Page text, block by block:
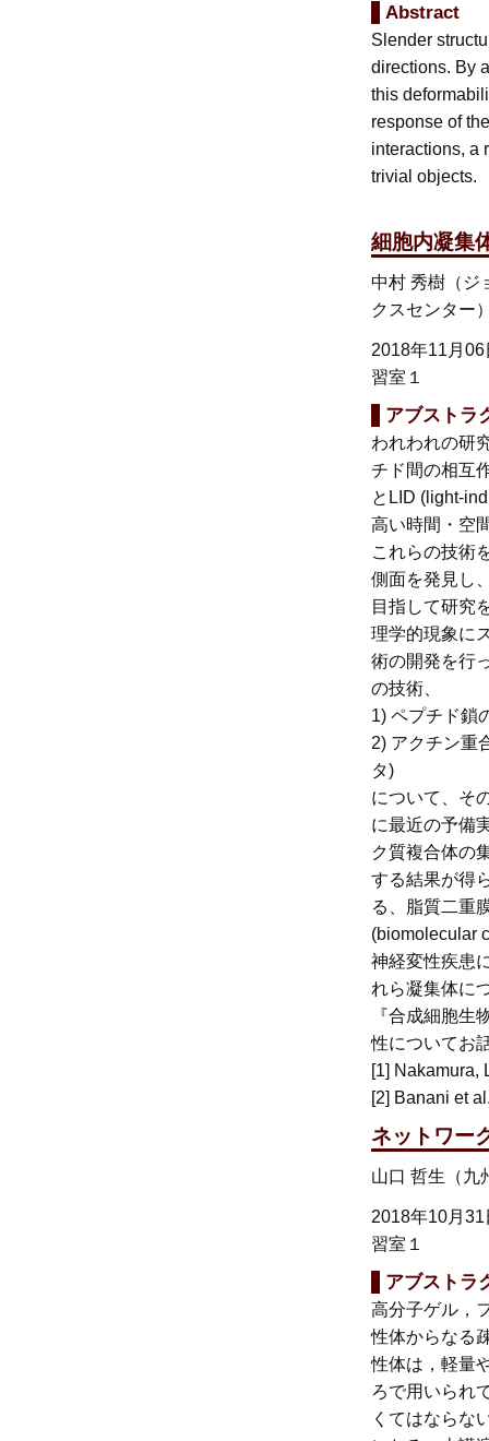
Abstract
Slender
directions. By
this
response of
interactions, a
trivial objects.
細胞内凝集
中村 秀樹（ジ
クスセンター
2018年11月
習室１
アブストラ
われわれの研
チド間の相互
とLID (light-
高い時間・空
これらの技術
側面を発見し
目指して研究
理学的現象に
術の開発を行
の技術、
1) ペプチド鎖
2) アクチン重
タ)
について、そ
に最近の予備
ク質複合体の
する結果が得
る、脂質二重
(biomolecular
神経変性疾患
れら凝集体に
『合成細胞
性についてお
[1] Nakamura,
[2] Banani et
ネットワー
山口 哲生（九
2018年10月
習室１
アブストラ
高分子ゲル，
性体からなる
性体は，軽量
ろで用いられ
くてはならな